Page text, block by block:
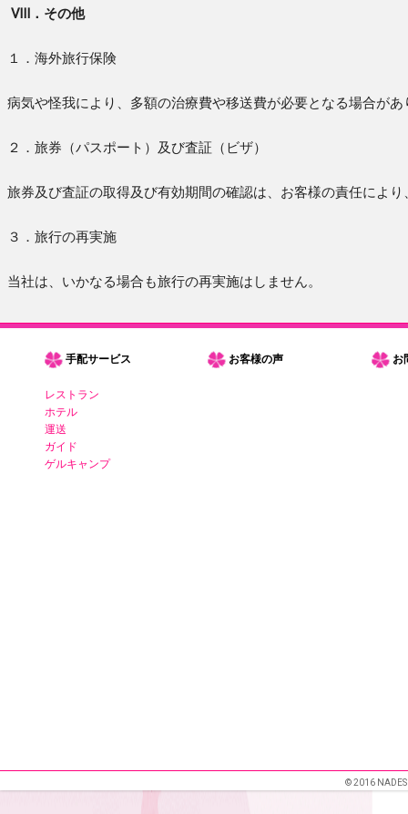
Ⅷ．その他
１．海外旅行保険
病気や怪我により、多額の治療費や移送費が必要となる場合が
２．旅券（パスポート）及び査証（ビザ）
旅券及び査証の取得及び有効期間の確認は、お客様の責任によ
３．旅行の再実施
当社は、いかなる場合も旅行の再実施はしません。
手配サービス
レストラン
ホテル
運送
ガイド
ゲルキャンプ
お客様の声 お
© 2016